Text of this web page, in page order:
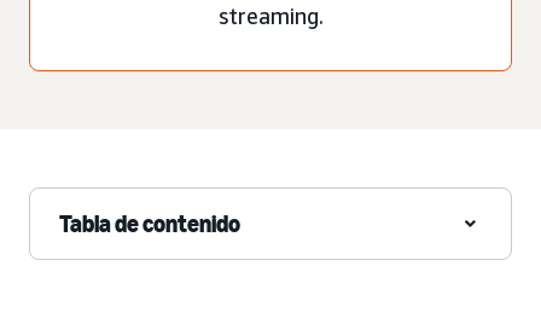
streaming.
Tabla de contenido